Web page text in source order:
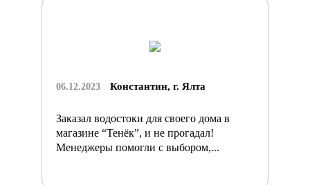
06.12.2023 Константин, г. Ялта
Заказал водостоки для своего дома в
магазине “Тенёк”, и не прогадал!
Менеджеры помогли с выбором,...